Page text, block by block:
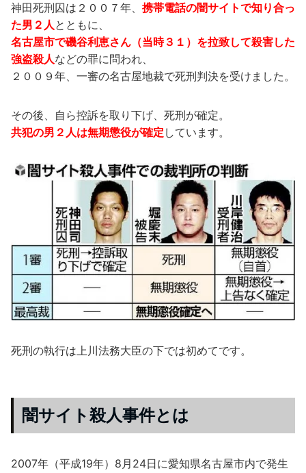
神田死刑囚は２００７年、 携帯電話の闇サイトで知り合っ
た男２人とともに、
名古屋市で磯谷利恵さん（当時３１）を拉致して殺害した
強盗殺人などの罪に問われ、
２００９年、一審の名古屋地裁で死刑判決を受けました。
その後、自ら控訴を取り下げ、死刑が確定。
共犯の男２人は無期懲役が確定 しています。
死刑の執行は上川法務大臣の下では初めてです。
闇サイト殺人事件とは
2007年（平成19年）8月24日に愛知県名古屋市内で発生